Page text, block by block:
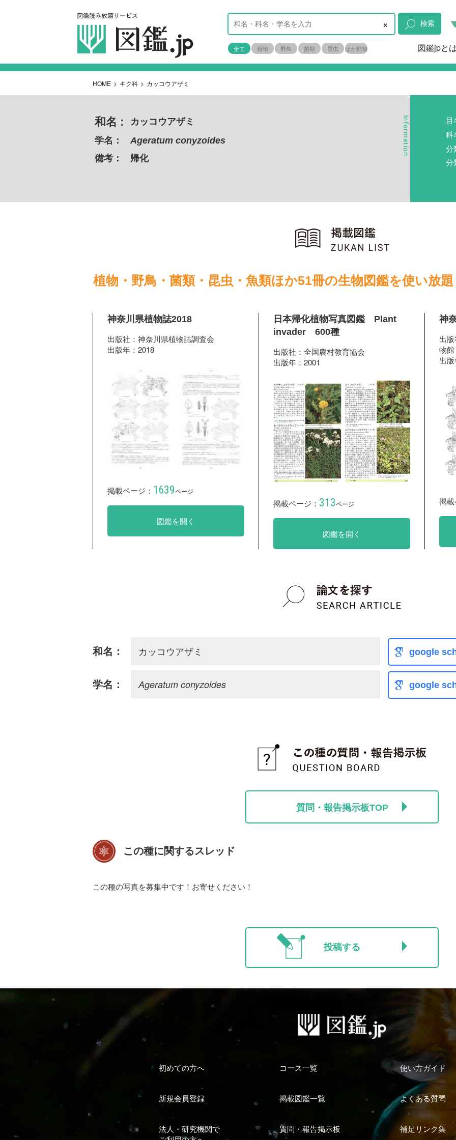
× 検索
全て 植物 野鳥 菌類 昆虫 ほか動物 図鑑jpと
HOME > キク科 > カッコウアザミ
和名 :
カッコウアザミ
学名：
Ageratum conyzoides
備考：
帰化
科
分
分
植物・野鳥・菌類・昆虫・魚類ほか51冊の生物図鑑を使い放題
神奈川県植物誌2018
出版社：神奈川県植物誌調査会
出版年：2018
掲載ページ： 1639ページ
図鑑を開く
日本帰化植物写真図鑑 Plant
invader 600種
出版社：全国農村教育協会
出版年：2001
掲載ページ： 313ページ
図鑑を開く
神
出
物館
出
掲
和名： カッコウアザミ google
学名： Ageratum conyzoides google
質問・報告掲示板TOP
この種に関するスレッド
この種の写真を募集中です！お寄せください！
投稿する
初めての方へ コース一覧 使い方ガイド
新規会員登録 掲載図鑑一覧 よくある質問
法人・研究機関で
質問・報告掲示板 補足リンク集